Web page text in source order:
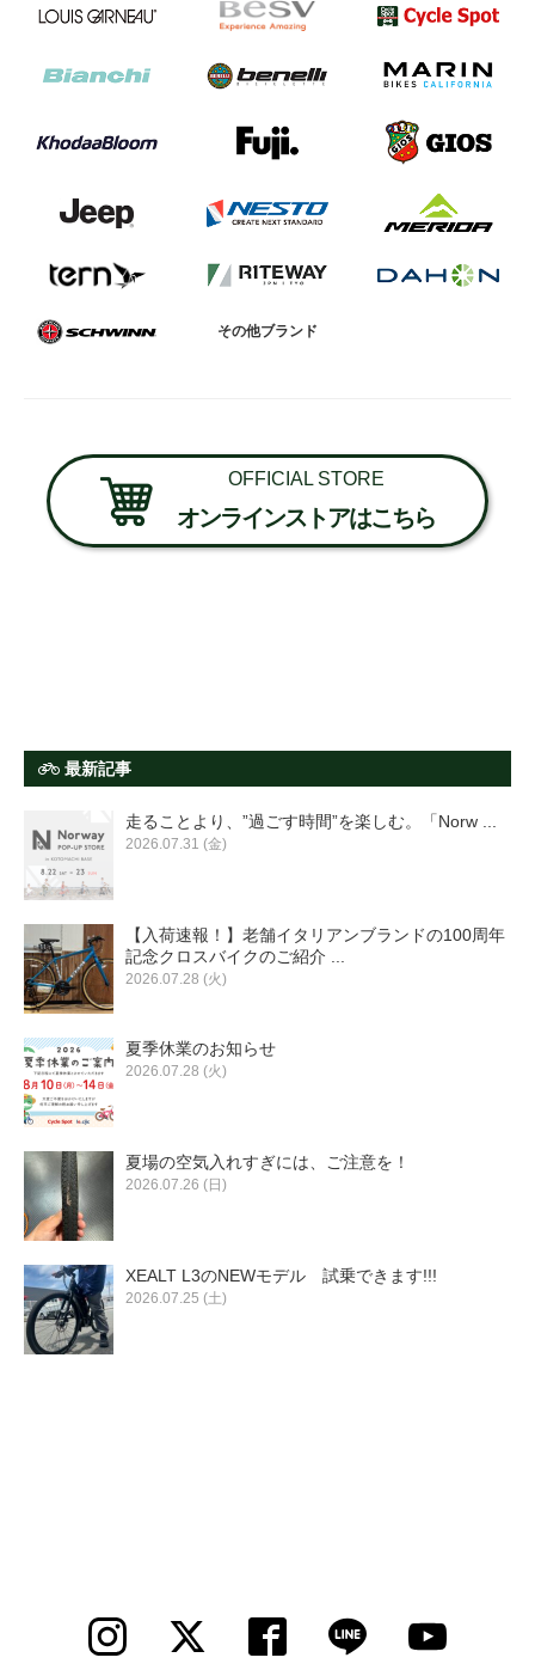
その他ブランド
OFFICIAL STORE
オンラインストアはこちら
最新記事
走ることより、”過ごす時間”を楽しむ。「Norw ...
2026.07.31 (金)
【入荷速報！】老舗イタリアンブランドの100周年
記念クロスバイクのご紹介 ...
2026.07.28 (火)
夏季休業のお知らせ
2026.07.28 (火)
夏場の空気入れすぎには、ご注意を！
2026.07.26 (日)
XEALT L3のNEWモデル 試乗できます!!!
2026.07.25 (土)